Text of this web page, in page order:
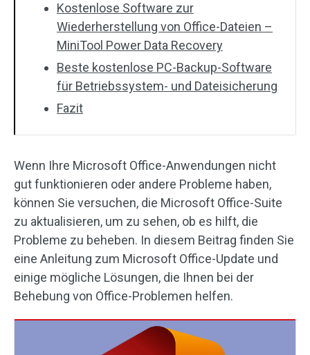
Kostenlose Software zur
Wiederherstellung von Office-Dateien –
MiniTool Power Data Recovery
Beste kostenlose PC-Backup-Software
für Betriebssystem- und Dateisicherung
Fazit
Wenn Ihre Microsoft Office-Anwendungen nicht
gut funktionieren oder andere Probleme haben,
können Sie versuchen, die Microsoft Office-Suite
zu aktualisieren, um zu sehen, ob es hilft, die
Probleme zu beheben. In diesem Beitrag finden Sie
eine Anleitung zum Microsoft Office-Update und
einige mögliche Lösungen, die Ihnen bei der
Behebung von Office-Problemen helfen.